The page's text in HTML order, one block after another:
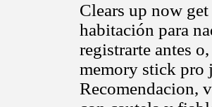
Clears up now
habitación para
registrarte antes
memory stick pro
Recomendacion,